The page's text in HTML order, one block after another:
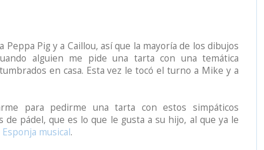
Pig y a Caillou, así que la mayoría de los dibujos
alguien me pide una tarta con una temática
en casa. Esta vez le tocó el turno a Mike y a
para pedirme una tarta con estos simpáticos
pádel, que es lo que le gusta a su hijo, al que ya le
Esponja musical.